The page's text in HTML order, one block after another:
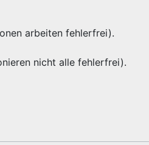
arbeiten fehlerfrei).
nicht alle fehlerfrei).